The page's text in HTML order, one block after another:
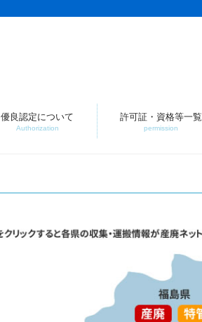
優良認定について
Authorization
許可証・資格等一覧
permission